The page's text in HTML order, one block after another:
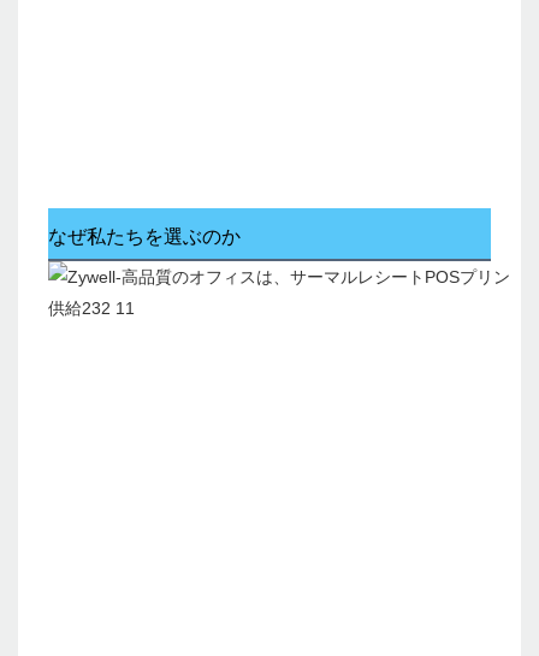
なぜ私たちを選ぶのか